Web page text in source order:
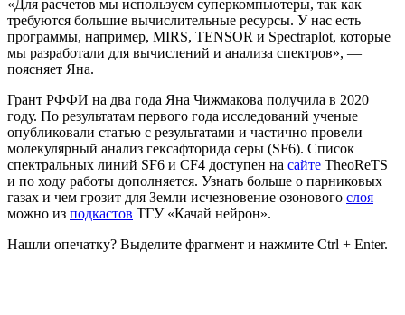
«Для расчетов мы используем суперкомпьютеры, так как
требуются большие вычислительные ресурсы. У нас есть
программы, например, MIRS, TENSOR и Spectraplot, которые
мы разработали для вычислений и анализа спектров», —
поясняет Яна.
Грант РФФИ на два года Яна Чижмакова получила в 2020
году. По результатам первого года исследований ученые
опубликовали статью с результатами и частично провели
молекулярный анализ гексафторида серы (SF6). Список
спектральных линий SF6 и CF4 доступен на сайте TheoReTS
и по ходу работы дополняется. Узнать больше о парниковых
газах и чем грозит для Земли исчезновение озонового слоя
можно из подкастов ТГУ «Качай нейрон».
Нашли опечатку? Выделите фрагмент и нажмите Ctrl + Enter.